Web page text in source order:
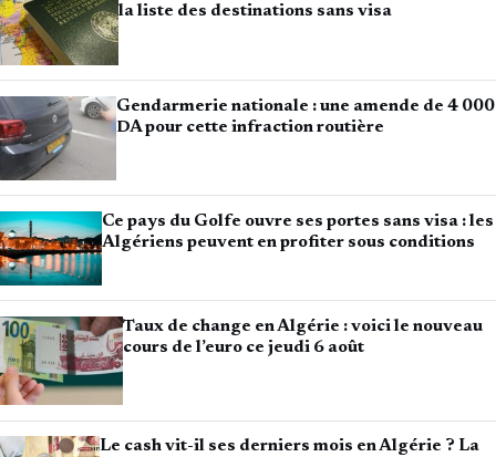
la liste des destinations sans visa
Gendarmerie nationale : une amende de 4 000
DA pour cette infraction routière
Ce pays du Golfe ouvre ses portes sans visa : les
Algériens peuvent en profiter sous conditions
Taux de change en Algérie : voici le nouveau
cours de l’euro ce jeudi 6 août
Le cash vit-il ses derniers mois en Algérie ? La